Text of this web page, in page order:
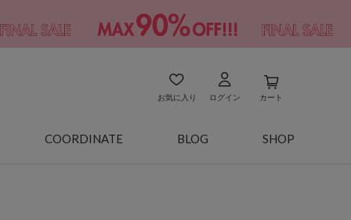
お気に入り ログイン カート
COORDINATE BLOG SHOP